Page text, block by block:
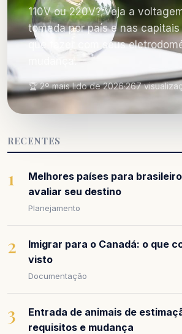
110V ou 220V? Veja a
tomada por país e nas capitais
que fazer com seus
🏆 2º mais lido de 2026·267
RECENTES
1
Melhores países para
avaliar seu destino
Planejamento
2
Imigrar para o Canadá: o que
visto
Documentação
3
Entrada de animais de
requisitos e mudança